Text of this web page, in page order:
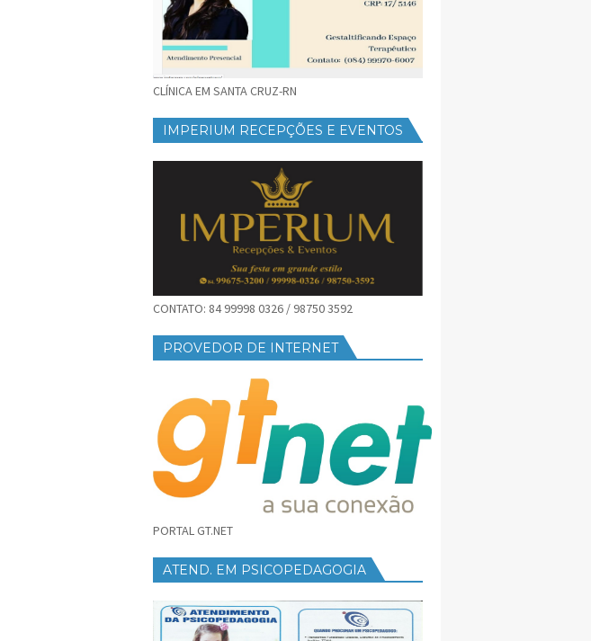
CLÍNICA EM SANTA CRUZ-RN
IMPERIUM RECEPÇÕES E EVENTOS
CONTATO: 84 99998 0326 / 98750 3592
PROVEDOR DE INTERNET
PORTAL GT.NET
ATEND. EM PSICOPEDAGOGIA